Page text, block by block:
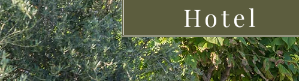
Hotel